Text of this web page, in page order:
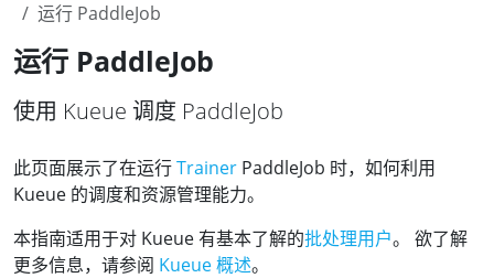
运行 PaddleJob
运行 PaddleJob
使用 Kueue 调度 PaddleJob
此页面展示了在运行Trainer PaddleJob 时，如何利用
Kueue 的调度和资源管理能力。
本指南适用于对 Kueue 有基本了解的批处理用户。 欲了解
更多信息，请参阅 Kueue 概述。